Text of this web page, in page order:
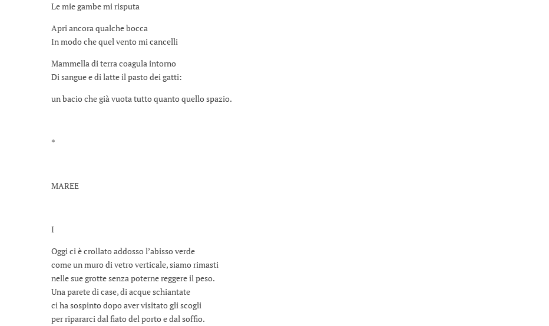
Le mie gambe mi risputa
Apri ancora qualche bocca
In modo che quel vento mi cancelli
Mammella di terra coagula intorno
Di sangue e di latte il pasto dei gatti:
un bacio che già vuota tutto quanto quello spazio.
*
MAREE
I
Oggi ci è crollato addosso l’abisso verde
come un muro di vetro verticale, siamo rimasti
nelle sue grotte senza poterne reggere il peso.
Una parete di case, di acque schiantate
ci ha sospinto dopo aver visitato gli scogli
per ripararci dal fiato del porto e dal soffio.